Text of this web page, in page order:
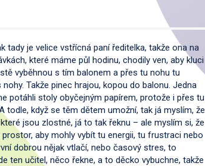
tady je velice vstřícná paní ředitelka, takže ona na
které máme půl hodinu, chodily ven, aby kluci
vyběhnou s tím balonem a přes tu nohu tu
Takže pinec hrajou, kopou do balonu. Jedna
potáhli stoly obyčejným papírem, protože i přes tu
todle, když se těm dětem umožní, tak já myslím, že
jsou zlostné, já to tak řeknu – ale myslím si, že
aby mohly vybít tu energii, tu frustraci nebo
dobrou nějak vtlačí, nebo časový stres, to
ten učitel, něco řekne, a to děcko vybuchne, takže